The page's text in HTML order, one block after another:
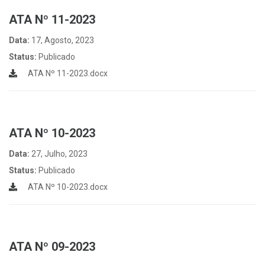
ATA Nº 11-2023
Data: 17, Agosto, 2023
Status: Publicado
ATA Nº 11-2023.docx
ATA Nº 10-2023
Data: 27, Julho, 2023
Status: Publicado
ATA Nº 10-2023.docx
ATA Nº 09-2023